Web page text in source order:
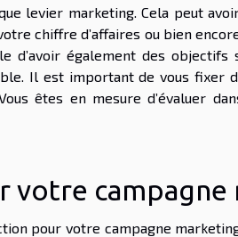
levier marketing. Cela peut
chiffre d’affaires ou bien
d’avoir également des objectifs
Il est important de vous fixer
êtes en mesure d’évaluer
votre
pour votre campagne